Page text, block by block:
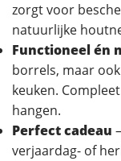
zorgt voor
natuurlijke
Functioneel én
borrels, maar
keuken.
hangen.
Perfect cadeau
verjaardag- of